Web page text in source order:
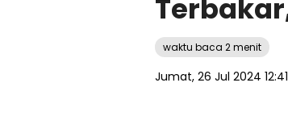
waktu baca 2 menit
Jumat, 26 Jul 2024 12:41